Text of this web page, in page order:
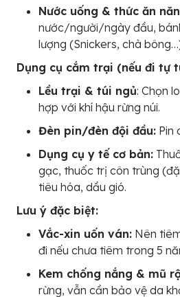
Nước uống & thức ăn
nước/người/ngày đầu,
lượng (Snickers, chà
Dụng cụ cắm trại (nếu đi tự
Lều trại & túi ngủ: Chọn
hợp với khí hậu rừng núi.
Đèn pin/đèn đội đầu: Pin
Dụng cụ y tế cơ bản:
gạc, thuốc trị côn trùng
tiêu hóa, dầu gió.
Lưu ý đặc biệt:
Vắc-xin uốn ván: Nên
đi nếu chưa tiêm trong 5
Kem chống nắng & mũ
rừng, vẫn cần bảo vệ da